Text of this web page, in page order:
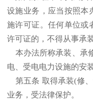
设施业务，应当按照本
施许可证。任何单位或
许可证的，不得从事承
本办法所称承装、承
电、受电电力设施的安
第五条 取得承装(修
业务，受法律保护。